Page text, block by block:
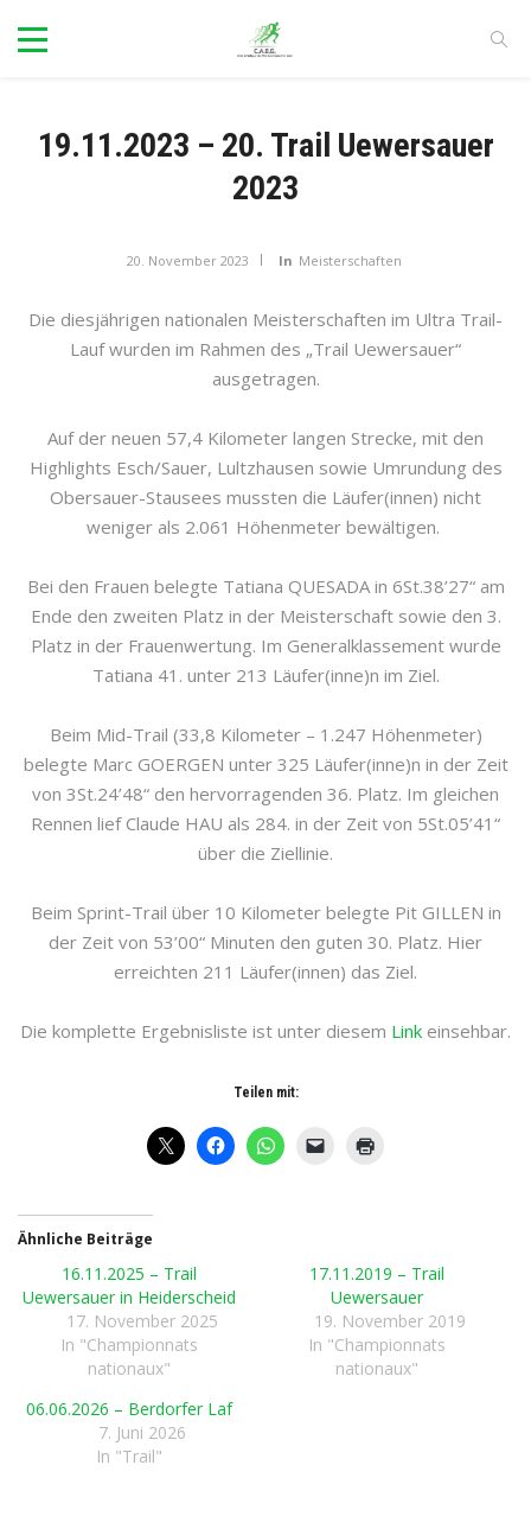
19.11.2023 – 20. Trail Uewersauer
2023
20. November 2023 In Meisterschaften
Die diesjährigen nationalen Meisterschaften im Ultra Trail-
Lauf wurden im Rahmen des „Trail Uewersauer“
ausgetragen.
Auf der neuen 57,4 Kilometer langen Strecke, mit den
Highlights Esch/Sauer, Lultzhausen sowie Umrundung des
Obersauer-Stausees mussten die Läufer(innen) nicht
weniger als 2.061 Höhenmeter bewältigen.
Bei den Frauen belegte Tatiana QUESADA in 6St.38’27“ am
Ende den zweiten Platz in der Meisterschaft sowie den 3.
Platz in der Frauenwertung. Im Generalklassement wurde
Tatiana 41. unter 213 Läufer(inne)n im Ziel.
Beim Mid-Trail (33,8 Kilometer – 1.247 Höhenmeter)
belegte Marc GOERGEN unter 325 Läufer(inne)n in der Zeit
von 3St.24’48“ den hervorragenden 36. Platz. Im gleichen
Rennen lief Claude HAU als 284. in der Zeit von 5St.05’41“
über die Ziellinie.
Beim Sprint-Trail über 10 Kilometer belegte Pit GILLEN in
der Zeit von 53’00“ Minuten den guten 30. Platz. Hier
erreichten 211 Läufer(innen) das Ziel.
Die komplette Ergebnisliste ist unter diesem Link einsehbar.
Teilen mit:
Ähnliche Beiträge
16.11.2025 – Trail
Uewersauer in Heiderscheid
17. November 2025
In "Championnats
nationaux"
17.11.2019 – Trail
Uewersauer
19. November 2019
In "Championnats
nationaux"
06.06.2026 – Berdorfer Laf
7. Juni 2026
In "Trail"